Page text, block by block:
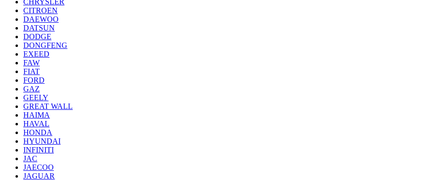
CHRYSLER
CITROEN
DAEWOO
DATSUN
DODGE
DONGFENG
EXEED
FAW
FIAT
FORD
GAZ
GEELY
GREAT WALL
HAIMA
HAVAL
HONDA
HYUNDAI
INFINITI
JAC
JAECOO
JAGUAR